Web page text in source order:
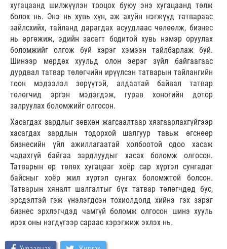
хугацаанд шилжүүлэн тооцох буюу энэ хугацаанд төлж
болох нь. Энэ нь хувь хүн, аж ахуйн нэгжүүд татвараас
зайлсхийх, тайланд дарагдах асуудлаас чөлөөлж, бизнес
нь өргөжиж, эдийн засагт бодитой хувь нэмэр оруулах
боломжийг олгож буй хэрэг хэмээн тайлбарлаж буй.
Шинээр мөрдөх хуульд олон эерэг зүйл байгаагаас
дурдвал татвар төлөгчийн ирүүлсэн татварын тайлангийн
тоон мэдээлэл зөрүүтэй, алдаатай байвал татвар
төлөгчид эргэн мэдэгдэж, гурав хоногийн дотор
залруулах боломжийг олгосон.
Хасагдах зардлыг зөвхөн жагсаалтаар хязгаарлахгүйгээр
хасагдах зардлын тодорхой шалгуур тавьж өгснөөр
бизнесийн үйл ажиллагаатай холбоотой одоо хасаж
чадахгүй байгаа зардлуудыг хасах боломж олгосон.
Татварын өр төлөх хугацааг хоёр сар хүртэл сунгадаг
байсныг хоёр жил хүртэл сунгах боломжтой болсон.
Татварын хяналт шалгалтыг бүх татвар төлөгчдөд бус,
эрсдэлтэй гэж үнэлэгдсэн тохиолдолд хийнэ гэх зэрэг
бизнес эрхлэгчдэд чамгүй боломж олгосон шинэ хууль
ирэх оны нэгдүгээр сараас хэрэгжиж эхлэх нь.